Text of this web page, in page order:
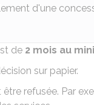
d'une
de 2 mois au
sur papier.
refusée. Par